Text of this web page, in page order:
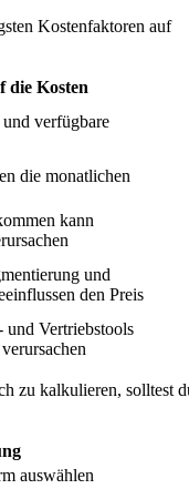
Kostenfaktoren auf
die Kosten
verfügbare
die monatlichen
kann
und
den Preis
Vertriebstools
zu kalkulieren, solltest
auswählen